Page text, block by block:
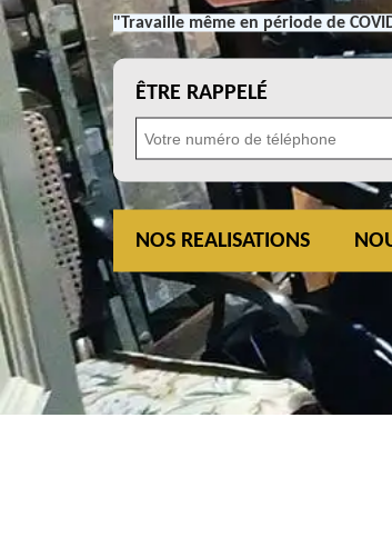
"Travaille même en période de
ÊTRE RAPPELÉ
NOS REALISATIONS